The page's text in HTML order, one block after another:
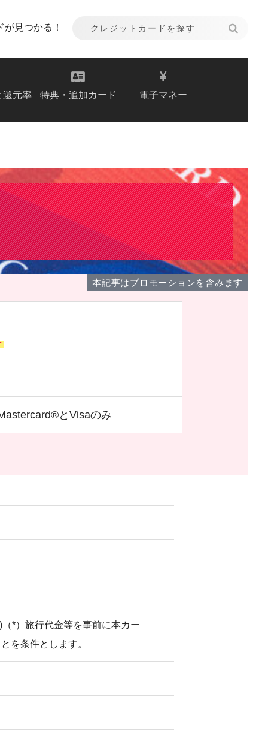
見つかる！
還元率 特典・追加カード 電子マネー
本記事はプロモーションを含みます
とVisaのみ
*）旅行代金等を事前に本カー
を条件とします。